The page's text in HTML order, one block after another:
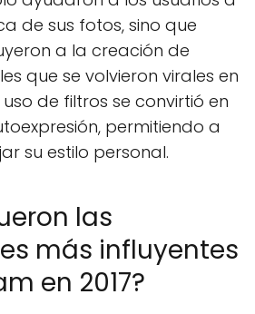
de sus fotos, sino que
a la creación de
que se volvieron virales en
de filtros se convirtió en
permitiendo a
su estilo personal.
las
más influyentes
en 2017?